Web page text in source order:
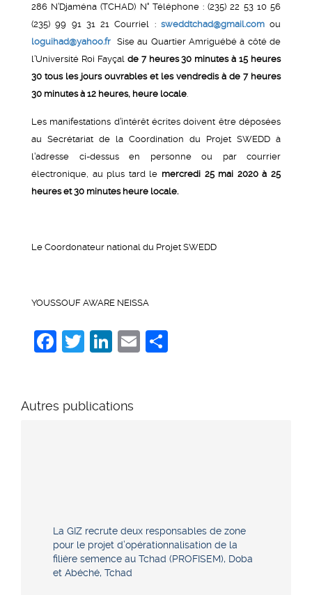
286 N’Djaména (TCHAD) N° Téléphone : (235) 22 53 10 56
(235) 99 91 31 21 Courriel : sweddtchad@gmail.comou
loguihad@yahoo.fr Sise au Quartier Amriguébé à côté de
l’Université Roi Fayçal de 7 heures 30 minutes à 15 heures
30 tous les jours ouvrables et les vendredis à de 7 heures
30 minutes à 12 heures, heure locale
Les manifestations d’intérêt écrites doivent être déposées
au Secrétariat de la Coordination du Projet SWEDD à
l’adresse ci-dessus en personne ou par courrier
électronique, au plus tard le mercredi 25 mai 2020 à 25
heures et 30 minutes heure locale.
Le Coordonateur national du Projet SWEDD
YOUSSOUF AWARE NEISSA
Facebook
Twitter
LinkedIn
Email
Autres publications
La GIZ recrute deux responsables de zone
pour le projet d’opérationnalisation de la
filière semence au Tchad (PROFISEM), Doba
et Abéché, Tchad